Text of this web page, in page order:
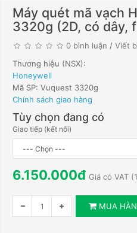
Máy quét mã vạch
3320g (2D, có dây,
0 bình luận / Viết
Thương hiệu (NSX):
Honeywell
Mã SP: Vuquest 3320g
Chính sách giao hàng
Tùy chọn đang có
Giao tiếp (kết nối)
6.150.000đ Giá có VAT
MUA